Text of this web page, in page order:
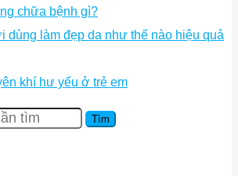
chữa bệnh gì?
dùng làm đẹp da như thế nào hiệu quả
khí hư yếu ở trẻ em